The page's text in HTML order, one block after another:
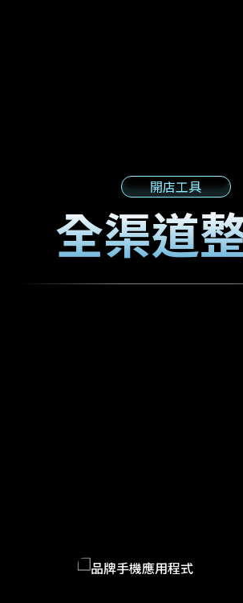
開店工具
全渠道